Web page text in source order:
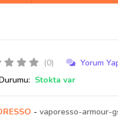
(0)
Yorum
Stokta var
- vaporesso-armour-